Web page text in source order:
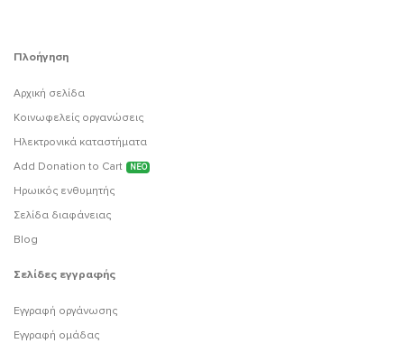
Πλοήγηση
Αρχική σελίδα
Κοινωφελείς οργανώσεις
Ηλεκτρονικά καταστήματα
Add Donation to Cart
ΝΕΟ
Ηρωικός ενθυμητής
Σελίδα διαφάνειας
Blog
Σελίδες εγγραφής
Εγγραφή οργάνωσης
Εγγραφή ομάδας